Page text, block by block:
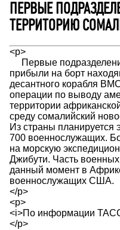
ПЕРВЫЕ
ТЕРРИТОРИЮ
<p>
Первые
прибыли на борт
десантного корабля
операции по выводу
территории
среду сомалийский
Из страны планируется
700 военнослужащих.
на морскую
Джибути. Часть
данный момент в
военнослужащих США.
</p>
<p>
<i>По информации
</p>